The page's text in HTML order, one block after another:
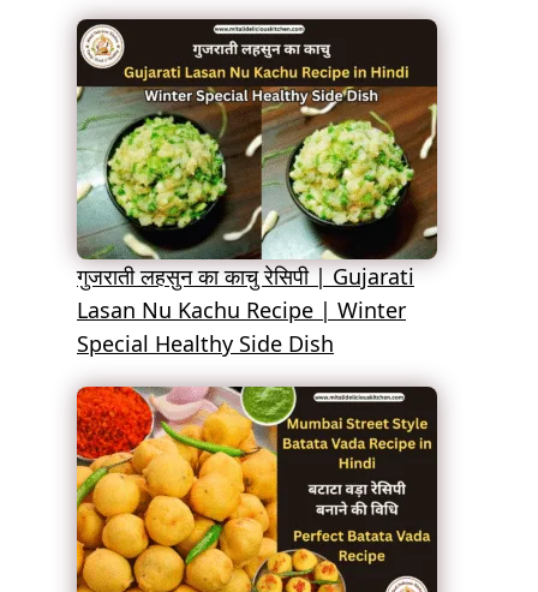
गुजराती लहसुन का काचु रेसिपी | Gujarati
Lasan Nu Kachu Recipe | Winter
Special Healthy Side Dish